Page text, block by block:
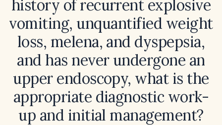
history of recurrent explosive
vomiting, unquantified weight
loss, melena, and dyspepsia,
and has never undergone an
upper endoscopy, what is the
appropriate diagnostic work-
up and initial management?